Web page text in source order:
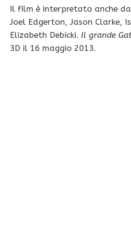
Il film è interpretato anche
Joel Edgerton, Jason Clarke,
Elizabeth Debicki. Il grande
3D il 16 maggio 2013.